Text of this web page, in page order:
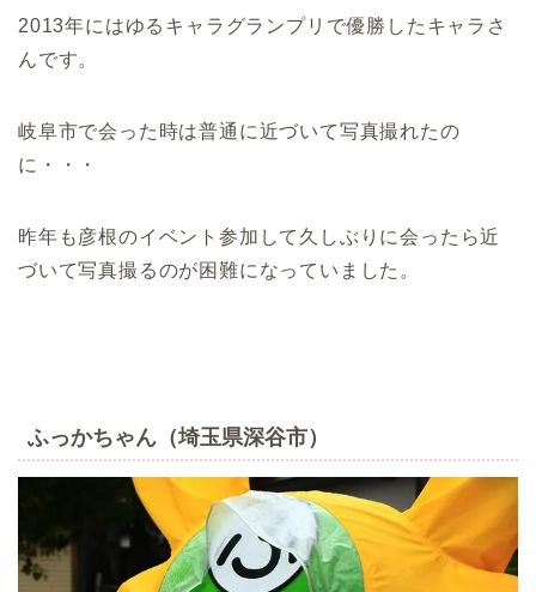
2013年にはゆるキャラグランプリで優勝したキャラさ
んです。
岐阜市で会った時は普通に近づいて写真撮れたの
に・・・
昨年も彦根のイベント参加して久しぶりに会ったら近
づいて写真撮るのが困難になっていました。
ふっかちゃん（埼玉県深谷市）